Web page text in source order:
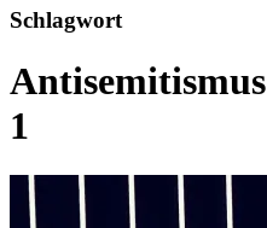
Schlagwort
Antisemitismus
1